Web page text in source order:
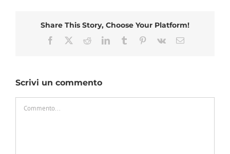
Share This Story, Choose Your Platform!
Facebook RedditLinkedInTumblr Pinterest
Vk Email
Scrivi un commento